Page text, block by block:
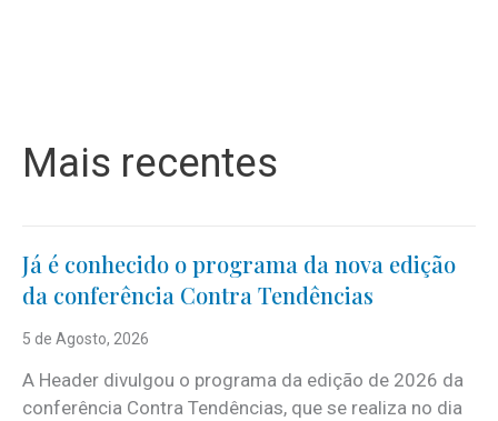
Mais recentes
Já é conhecido o programa da nova edição
da conferência Contra Tendências
5 de Agosto, 2026
A Header divulgou o programa da edição de 2026 da
conferência Contra Tendências, que se realiza no dia